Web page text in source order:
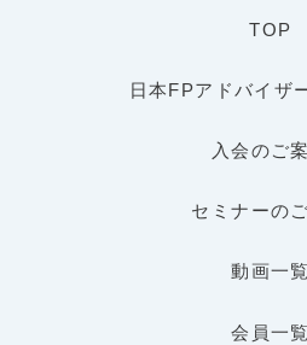
TOP
日本FPアドバイザ
入会のご
セミナーの
動画一覧
会員一覧